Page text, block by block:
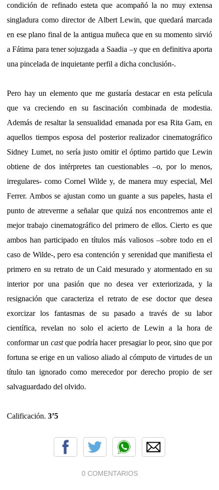
condición de refinado esteta que acompañó la no muy extensa
singladura como director de Albert Lewin, que quedará marcada
en ese plano final de la antigua muñeca que en su momento sirvió
a Fátima para tener sojuzgada a Saadia –y que en definitiva aporta
una pincelada de inquietante perfil a dicha conclusión-.
Pero hay un elemento que me gustaría destacar en esta película
que va creciendo en su fascinación combinada de modestia.
Además de resaltar la sensualidad emanada por esa Rita Gam, en
aquellos tiempos esposa del posterior realizador cinematográfico
Sidney Lumet, no sería justo omitir el óptimo partido que Lewin
obtiene de dos intérpretes tan cuestionables –o, por lo menos,
irregulares- como Cornel Wilde y, de manera muy especial, Mel
Ferrer. Ambos se ajustan como un guante a sus papeles, hasta el
punto de atreverme a señalar que quizá nos encontremos ante el
mejor trabajo cinematográfico del primero de ellos. Cierto es que
ambos han participado en títulos más valiosos –sobre todo en el
caso de Wilde-, pero esa contención y serenidad que manifiesta el
primero en su retrato de un Caid mesurado y atormentado en su
interior por una pasión que no desea ver exteriorizada, y la
resignación que caracteriza el retrato de ese doctor que desea
exorcizar los fantasmas de su pasado a través de su labor
científica, revelan no solo el acierto de Lewin a la hora de
conformar un castque podría hacer presagiar lo peor, sino que por
fortuna se erige en un valioso aliado al cómputo de virtudes de un
título tan ignorado como merecedor por derecho propio de ser
salvaguardado del olvido.
Calificación. 3’5
0 COMENTARIOS